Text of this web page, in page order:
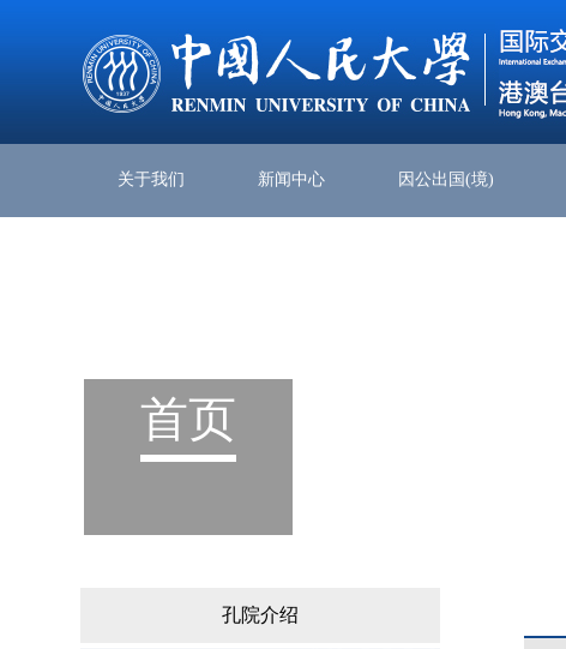
关于我们 新闻中心 因公出国(境)
首页
孔院介绍